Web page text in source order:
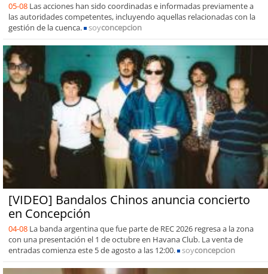
05-08 Las acciones han sido coordinadas e informadas previamente a
las autoridades competentes, incluyendo aquellas relacionadas con la
gestión de la cuenca.
soyconcepcion
[VIDEO] Bandalos Chinos anuncia concierto
en Concepción
04-08 La banda argentina que fue parte de REC 2026 regresa a la zona
con una presentación el 1 de octubre en Havana Club. La venta de
entradas comienza este 5 de agosto a las 12:00.
soyconcepcion